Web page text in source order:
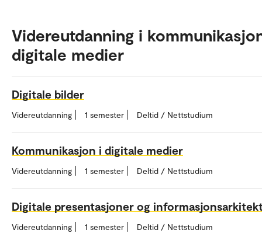
Videreutdanning i
digitale medier
Digitale bilder
Videreutdanning 1 semester Deltid / Nettstudium
Kommunikasjon i digitale medier
Videreutdanning 1 semester Deltid / Nettstudium
Digitale presentasjoner og
Videreutdanning 1 semester Deltid / Nettstudium